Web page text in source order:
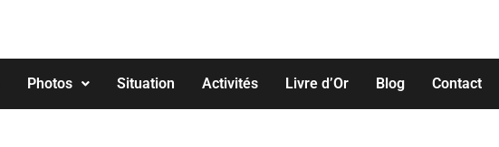
Photos Situation Activités Livre d’Or Blog Contact